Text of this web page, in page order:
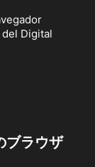
Digital
ブラウザ